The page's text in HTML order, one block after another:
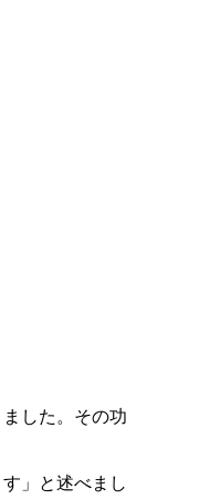
した。その功
」と述べまし